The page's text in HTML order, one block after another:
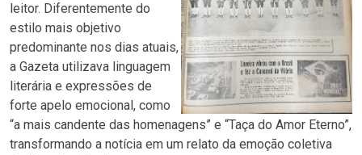
leitor. Diferentemente do
estilo mais objetivo
predominante nos dias atuais,
a Gazeta utilizava linguagem
literária e expressões de
forte apelo emocional, como
“a mais candente das homenagens” e “Taça do Amor Eterno”,
transformando a notícia em um relato da emoção coletiva